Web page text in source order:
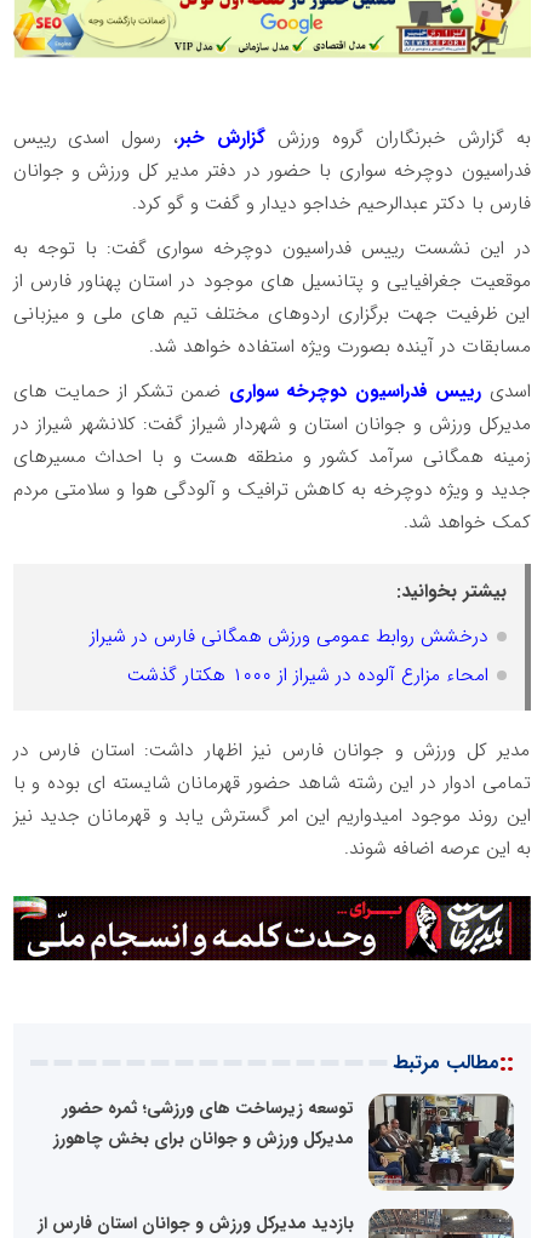
به گزارش خبرنگاران گروه ورزش گزارش خبر، رسول اسدی رییس
فدراسیون دوچرخه سواری با حضور در دفتر مدیر کل ورزش و جوانان
فارس با دکتر عبدالرحیم خداجو دیدار و گفت و گو کرد.
در این نشست رییس فدراسیون دوچرخه سواری گفت: با توجه به
موقعیت جغرافیایی و پتانسیل های موجود در استان پهناور فارس از
این ظرفیت جهت برگزاری اردوهای مختلف تیم های ملی و میزبانی
مسابقات در آینده بصورت ویژه استفاده خواهد شد.
اسدی رییس فدراسیون دوچرخه سواری ضمن تشکر از حمایت های
مدیرکل ورزش و جوانان استان و شهردار شیراز گفت: کلانشهر شیراز در
زمینه همگانی سرآمد کشور و منطقه هست و با احداث مسیرهای
جدید و ویژه دوچرخه به کاهش ترافیک و آلودگی هوا و سلامتی مردم
کمک خواهد شد.
بیشتر بخوانید:
درخشش روابط عمومی ورزش همگانی فارس در شیراز
امحاء مزارع آلوده در شیراز از ۱۰۰۰ هکتار گذشت
مدیر کل ورزش و جوانان فارس نیز اظهار داشت: استان فارس در
تمامی ادوار در این رشته شاهد حضور قهرمانان شایسته ای بوده و با
این روند موجود امیدواریم این امر گسترش یابد و قهرمانان جدید نیز
به این عرصه اضافه شوند.
::مطالب مرتبط
توسعه زیرساخت های ورزشی؛ ثمره حضور
مدیرکل ورزش و جوانان برای بخش چاهورز
بازدید مدیرکل ورزش و جوانان استان فارس از